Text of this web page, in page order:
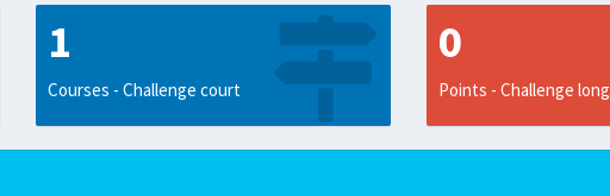
1
Courses - Challenge court
0
Points - Challenge long